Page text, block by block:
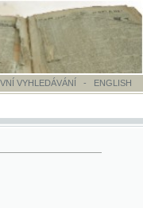
ENGLISH